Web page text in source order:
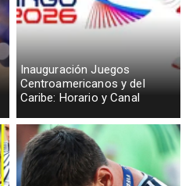
Inauguración Juegos
Centroamericanos y del
Caribe: Horario y Canal